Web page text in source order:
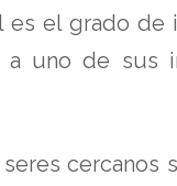
es el grado de
uno de sus
cercanos